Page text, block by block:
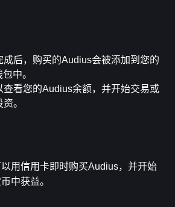
成后，购买的Audius会被添加到您的
中。
查看您的Audius余额，并开始交易或
。
用信用卡即时购买Audius，并开始
中获益。